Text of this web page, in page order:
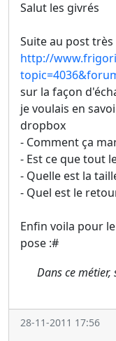
Salut les givrés
Suite au post
http://
sur la façon
je voulais en
dropbox
- Comment ça
- Est ce que tout
- Quelle est la
- Quel est le
Enfin voila pour
pose :#
Dans ce
28-11-2011 17:56